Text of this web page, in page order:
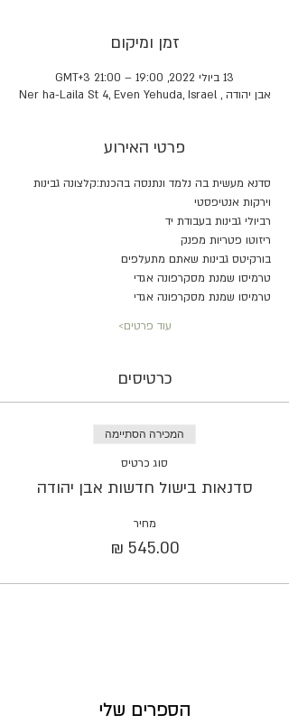
זמן ומיקום
13 ביולי 2022, 19:00 – 21:00 GMT‎+3‎
אבן יהודה , Ner ha-Laila St 4, Even Yehuda, Israel
פרטי האירוע
סדנא מעשית בה נלמד ונתנסה בהכנת:קלצונה גבינות
וירקות אנטיפסטי
רביולי גבינות בעבודת יד
ריזוטו פטריות מפנק
בורקיטס גבינות שאתם מתעלפים
טרמיסו שמנת מסקרפונה אגדי
טרמיסו שמנת מסקרפונה אגדי
עוד פרטים>
כרטיסים
המכירה הסתיימה
סוג כרטיס
סדנאות בישול חדשות אבן יהודה
מחיר
הספרים שלי